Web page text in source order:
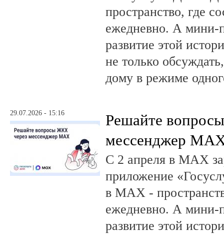
пространство, где
ежедневно. А мини-
развитие этой
не только
дому в режиме
29.07.2026 - 15:16
Решайте
мессенджер
С 2 апреля в MAX
приложение
в MAX -
ежедневно. А мини-
развитие этой